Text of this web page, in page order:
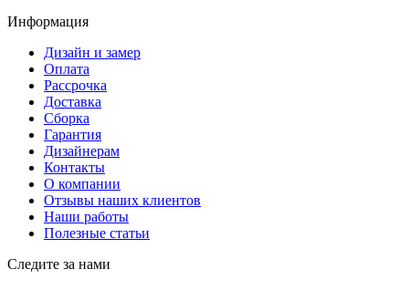
Информация
Дизайн и замер
Оплата
Рассрочка
Доставка
Сборка
Гарантия
Дизайнерам
Контакты
О компании
Отзывы наших клиентов
Наши работы
Полезные статьи
Следите за нами